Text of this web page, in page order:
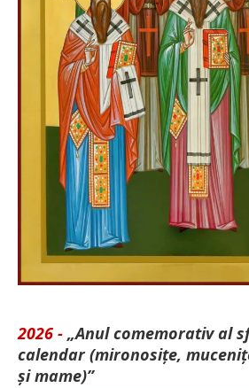
2026 - „Anul comemorativ al
calendar (mironosițe,
și mame)”